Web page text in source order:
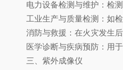
电力设备检测与维护：检测
工业生产与质量检测：如检
消防与救援：在火灾发生后
医学诊断与疾病预防：用于
三、紫外成像仪